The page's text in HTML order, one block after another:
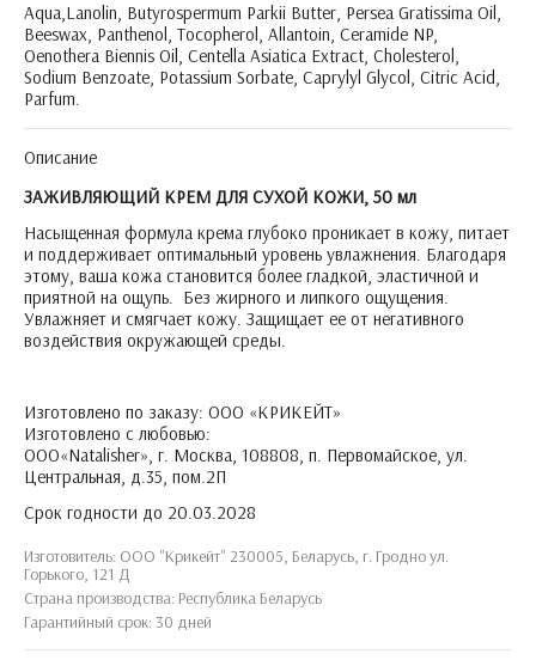
Aqua,Lanolin, Butyrospermum Parkii Butter, Persea Gratissima Oil,
Beeswax, Panthenol, Tocopherol, Allantoin, Ceramide NP,
Oenothera Biennis Oil, Centella Asiatica Extract, Cholesterol,
Sodium Benzoate, Potassium Sorbate, Caprylyl Glycol, Citric Acid,
Parfum.
Описание
ЗАЖИВЛЯЮЩИЙ КРЕМ ДЛЯ СУХОЙ КОЖИ, 50 мл
Насыщенная формула крема глубоко проникает в кожу, питает
и поддерживает оптимальный уровень увлажнения. Благодаря
этому, ваша кожа становится более гладкой, эластичной и
приятной на ощупь. Без жирного и липкого ощущения.
Увлажняет и смягчает кожу. Защищает ее от негативного
воздействия окружающей среды.
Изготовлено по заказу: ООО «КРИКЕЙТ»
Изготовлено с любовью:
ООО«Natalisher», г. Москва, 108808, п. Первомайское, ул.
Центральная, д.35, пом.2П
Срок годности до 20.03.2028
Изготовитель: ООО "Крикейт" 230005, Беларусь, г. Гродно ул.
Горького, 121 Д
Страна производства: Республика Беларусь
Гарантийный срок: 30 дней